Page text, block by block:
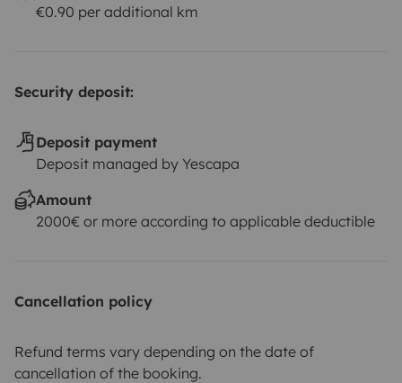
€0.90 per additional km
Security deposit:
Deposit payment
Deposit managed by Yescapa
Amount
2000€ or more according to applicable deductible
Cancellation policy
Refund terms vary depending on the date of
cancellation of the booking.